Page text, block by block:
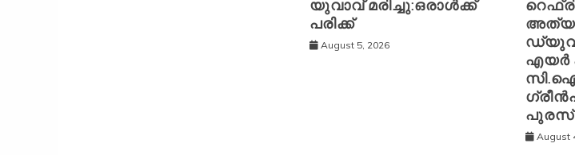
യുവാവ് മരിച്ചു:ഒരാൾക്ക്
പരിക്ക്
August 5, 2026
എയർ
August